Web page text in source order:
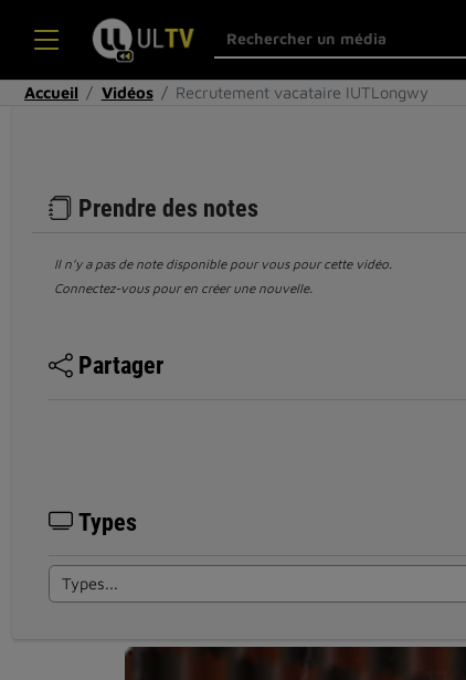
Accueil Vidéos Recrutement vacataire IUTLongwy
Prendre des notes
Il n’y a pas de note disponible pour vous pour cette vidéo.
Connectez-vous pour en créer une nouvelle.
Partager
Types